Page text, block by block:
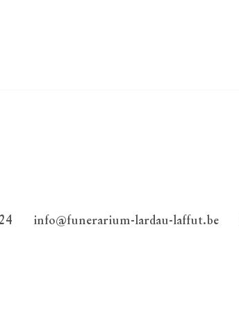
info@funerarium-lardau-laffut.be